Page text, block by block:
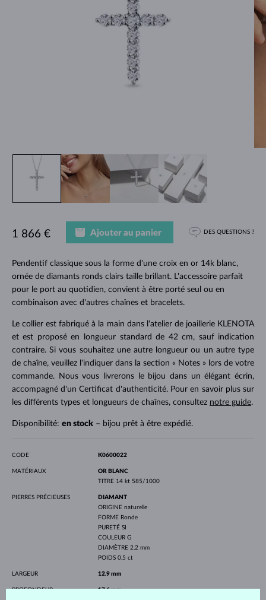
Pendentif classique sous la forme d'une croix en or 14k blanc,
ornée de diamants ronds clairs taille brillant. L'accessoire parfait
pour le port au quotidien, convient à être porté seul ou en
combinaison avec d'autres chaînes et bracelets.
Le collier est fabriqué à la main dans l'atelier de joaillerie KLENOTA
et est proposé en longueur standard de 42 cm, sauf indication
contraire. Si vous souhaitez une autre longueur ou un autre type
de chaîne, veuillez l'indiquer dans la section « Notes » lors de votre
commande. Nous vous livrerons le bijou dans un élégant écrin,
accompagné d'un Certificat d'authenticité. Pour en savoir plus sur
les différents types et longueurs de chaînes, consultez notre guide.
Disponibilité: en stock– bijou prêt à être expédié.
1 866 € Ajouter au panier DES QUESTIONS ?
CODE K0600022
MATÉRIAUX
OR BLANC
TITRE 14 kt 585/1000
PIERRES PRÉCIEUSES
DIAMANT
ORIGINE naturelle
FORME Ronde
PURETÉ SI
COULEUR G
DIAMÈTRE 2.2 mm
POIDS 0.5 ct
LARGEUR 12.9 mm
PROFONDEUR 17.6 mm